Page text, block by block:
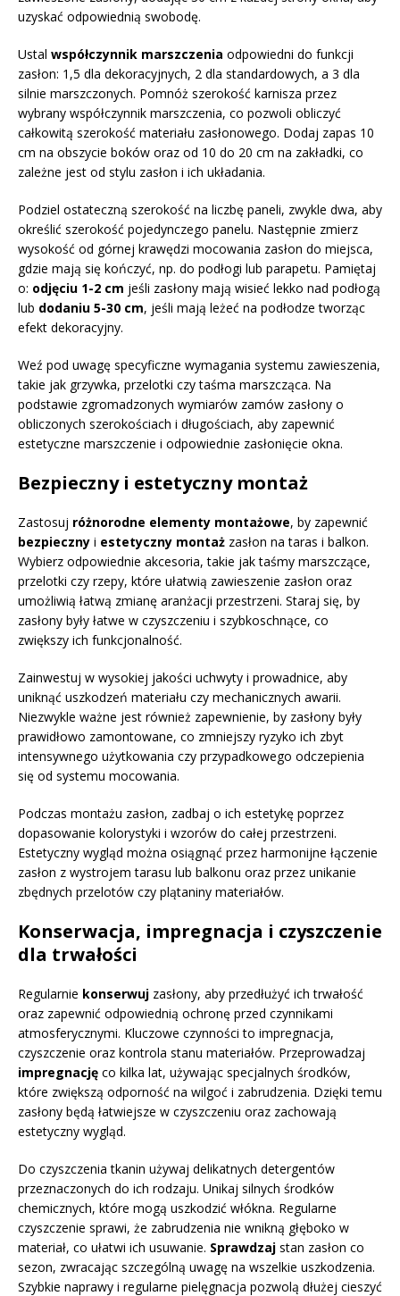
uzyskać odpowiednią swobodę.
Ustal współczynnik marszczenia odpowiedni do funkcji
zasłon: 1,5 dla dekoracyjnych, 2 dla standardowych, a 3 dla
silnie marszczonych. Pomnóż szerokość karnisza przez
wybrany współczynnik marszczenia, co pozwoli obliczyć
całkowitą szerokość materiału zasłonowego. Dodaj zapas 10
cm na obszycie boków oraz od 10 do 20 cm na zakładki, co
zależne jest od stylu zasłon i ich układania.
Podziel ostateczną szerokość na liczbę paneli, zwykle dwa, aby
określić szerokość pojedynczego panelu. Następnie zmierz
wysokość od górnej krawędzi mocowania zasłon do miejsca,
gdzie mają się kończyć, np. do podłogi lub parapetu. Pamiętaj
o: odjęciu 1-2 cm jeśli zasłony mają wisieć lekko nad podłogą
lub dodaniu 5-30 cm, jeśli mają leżeć na podłodze tworząc
efekt dekoracyjny.
Weź pod uwagę specyficzne wymagania systemu zawieszenia,
takie jak grzywka, przelotki czy taśma marszcząca. Na
podstawie zgromadzonych wymiarów zamów zasłony o
obliczonych szerokościach i długościach, aby zapewnić
estetyczne marszczenie i odpowiednie zasłonięcie okna.
Bezpieczny i estetyczny montaż
Zastosuj różnorodne elementy montażowe, by zapewnić
bezpieczny i estetyczny montaż zasłon na taras i balkon.
Wybierz odpowiednie akcesoria, takie jak taśmy marszczące,
przelotki czy rzepy, które ułatwią zawieszenie zasłon oraz
umożliwią łatwą zmianę aranżacji przestrzeni. Staraj się, by
zasłony były łatwe w czyszczeniu i szybkoschnące, co
zwiększy ich funkcjonalność.
Zainwestuj w wysokiej jakości uchwyty i prowadnice, aby
uniknąć uszkodzeń materiału czy mechanicznych awarii.
Niezwykle ważne jest również zapewnienie, by zasłony były
prawidłowo zamontowane, co zmniejszy ryzyko ich zbyt
intensywnego użytkowania czy przypadkowego odczepienia
się od systemu mocowania.
Podczas montażu zasłon, zadbaj o ich estetykę poprzez
dopasowanie kolorystyki i wzorów do całej przestrzeni.
Estetyczny wygląd można osiągnąć przez harmonijne łączenie
zasłon z wystrojem tarasu lub balkonu oraz przez unikanie
zbędnych przelotów czy plątaniny materiałów.
Konserwacja, impregnacja i czyszczenie
dla trwałości
Regularnie konserwuj zasłony, aby przedłużyć ich trwałość
oraz zapewnić odpowiednią ochronę przed czynnikami
atmosferycznymi. Kluczowe czynności to impregnacja,
czyszczenie oraz kontrola stanu materiałów. Przeprowadzaj
impregnację co kilka lat, używając specjalnych środków,
które zwiększą odporność na wilgoć i zabrudzenia. Dzięki temu
zasłony będą łatwiejsze w czyszczeniu oraz zachowają
estetyczny wygląd.
Do czyszczenia tkanin używaj delikatnych detergentów
przeznaczonych do ich rodzaju. Unikaj silnych środków
chemicznych, które mogą uszkodzić włókna. Regularne
czyszczenie sprawi, że zabrudzenia nie wnikną głęboko w
materiał, co ułatwi ich usuwanie. Sprawdzaj stan zasłon co
sezon, zwracając szczególną uwagę na wszelkie uszkodzenia.
Szybkie naprawy i regularne pielęgnacja pozwolą dłużej cieszyć